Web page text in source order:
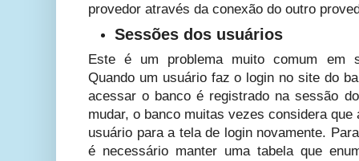
provedor através da conexão do outro
Sessões dos usuários
Este é um problema muito comum em
Quando um usuário faz o login no site do
acessar o banco é registrado na sessão
mudar, o banco muitas vezes considera
usuário para a tela de login novamente.
é necessário manter uma tabela que